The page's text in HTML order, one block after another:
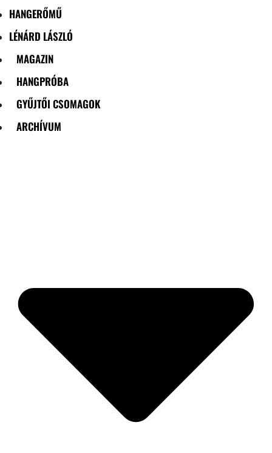
HANGERŐMŰ
LÉNÁRD LÁSZLÓ
MAGAZIN
HANGPRÓBA
GYŰJTŐI CSOMAGOK
ARCHÍVUM